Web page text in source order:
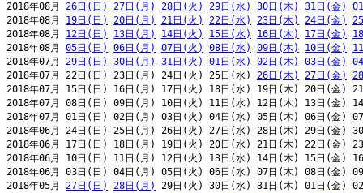
2018年08月 26日(日) 27日(月) 28日(火) 29日(水) 30日(木) 31日(金)
2018年08月 19日(日) 20日(月) 21日(火) 22日(水) 23日(木) 24日(金)
2018年08月 12日(日) 13日(月) 14日(火) 15日(水) 16日(木) 17日(金)
2018年08月 05日(日) 06日(月) 07日(火) 08日(水) 09日(木) 10日(金)
2018年07月 29日(日) 30日(月) 31日(火) 01日(水) 02日(木) 03日(金)
2018年07月 22日(日) 23日(月) 24日(火) 25日(水) 26日(木) 27日(金)
2018年07月 15日(日) 16日(月) 17日(火) 18日(水) 19日(木) 20日(金)
2018年07月 08日(日) 09日(月) 10日(火) 11日(水) 12日(木) 13日(金)
2018年07月 01日(日) 02日(月) 03日(火) 04日(水) 05日(木) 06日(金)
2018年06月 24日(日) 25日(月) 26日(火) 27日(水) 28日(木) 29日(金)
2018年06月 17日(日) 18日(月) 19日(火) 20日(水) 21日(木) 22日(金)
2018年06月 10日(日) 11日(月) 12日(火) 13日(水) 14日(木) 15日(金)
2018年06月 03日(日) 04日(月) 05日(火) 06日(水) 07日(木) 08日(金)
2018年05月 27日(日) 28日(月)
29日(火) 30日(水) 31日(木) 01日(金)